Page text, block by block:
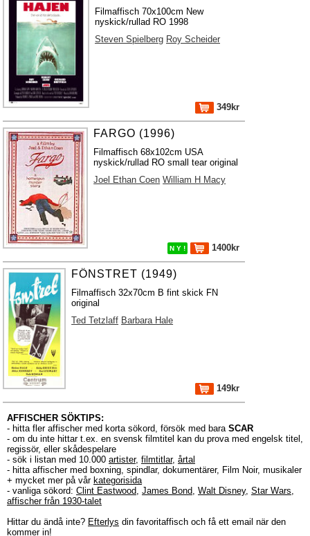
Filmaffisch 70x100cm New
nyskick/rullad RO 1998
Steven Spielberg Roy Scheider
349kr
FARGO (1996)
Filmaffisch 68x102cm USA
nyskick/rullad RO small tear original
Joel Ethan Coen William H Macy
N Y ! 1400kr
FÖNSTRET (1949)
Filmaffisch 32x70cm B fint skick FN
original
Ted Tetzlaff Barbara Hale
149kr
AFFISCHER SÖKTIPS:
- hitta fler affischer med korta sökord, försök med bara SCAR
- om du inte hittar t.ex. en svensk filmtitel kan du prova med engelsk titel,
regissör, eller skådespelare
- sök i listan med 10.000 artister, filmtitlar, årtal
- hitta affischer med boxning, spindlar, dokumentärer, Film Noir, musikaler
+ mycket mer på vår kategorisida
- vanliga sökord: Clint Eastwood, James Bond, Walt Disney, Star Wars,
affischer från 1930-talet
Hittar du ändå inte? Efterlys din favoritaffisch och få ett email när den
kommer in!